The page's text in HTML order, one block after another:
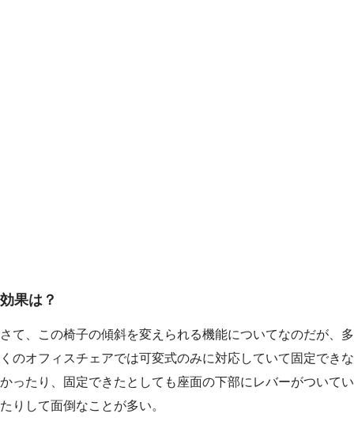
効果は？
さて、この椅子の傾斜を変えられる機能についてなのだが、多
くのオフィスチェアでは可変式のみに対応していて固定できな
かったり、固定できたとしても座面の下部にレバーがついてい
たりして面倒なことが多い。